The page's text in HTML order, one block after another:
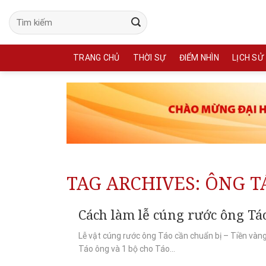
content
TRANG CHỦ THỜI SỰ ĐIỂM NHÌN LỊCH SỬ
TAG ARCHIVES: ÔNG
Cách làm lễ cúng rước ông
Lễ vật cúng rước ông Táo cần chuẩn bị – Tiền
Táo ông và 1 bộ cho Táo...